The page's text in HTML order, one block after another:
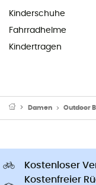
Kinderschuhe
Fahrradhelme
Kindertragen
Damen Outdoor
Kostenloser
Kostenfreier